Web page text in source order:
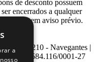
de desconto possuem
encerrados a qualquer
e sem aviso prévio.
Nº 210 - Navegantes |
08.584.116/0001-27
a